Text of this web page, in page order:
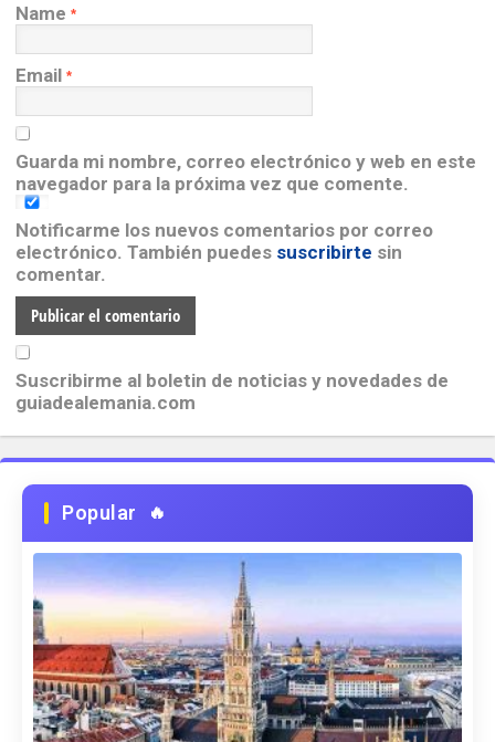
Name *
Email *
Guarda mi nombre, correo electrónico y web en este
navegador para la próxima vez que comente.
Notificarme los nuevos comentarios por correo
electrónico. También puedes suscribirte sin
comentar.
Suscribirme al boletin de noticias y novedades de
guiadealemania.com
Popular